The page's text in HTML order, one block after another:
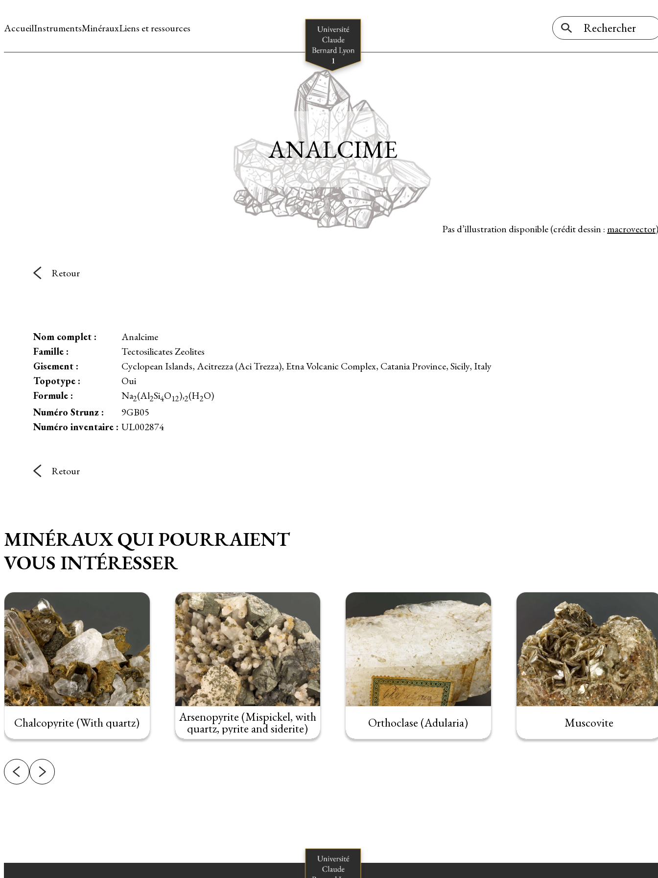
AccueilInstrumentsMinérauxLiens et ressources
Pas d’illustration disponible (crédit dessin :macrovector)
ANALCIME
Retour
Nom complet :
Analcime
Famille :
Tectosilicates Zeolites
Gisement :
Cyclopean Islands, Acitrezza (Aci Trezza), Etna Volcanic Complex, Catania Province, Sicily, Italy
Topotype :
Oui
Formule :
Na2(Al2Si4O12),2(H2O)
Numéro Strunz :
9GB05
Numéro inventaire : UL002874
Retour
MINÉRAUX QUI POURRAIENT
VOUS INTÉRESSER
Chalcopyrite (With quartz) Arsenopyrite (Mispickel, with
quartz, pyrite and siderite) Orthoclase (Adularia) Muscovite